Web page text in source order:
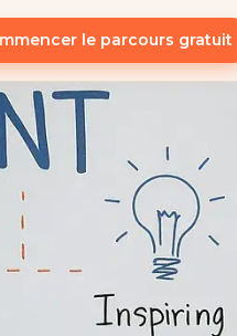
le parcours gratuit